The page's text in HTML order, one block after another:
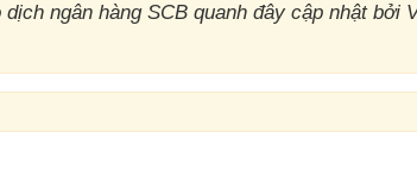
ngân hàng SCB quanh đây cập nhật bởi